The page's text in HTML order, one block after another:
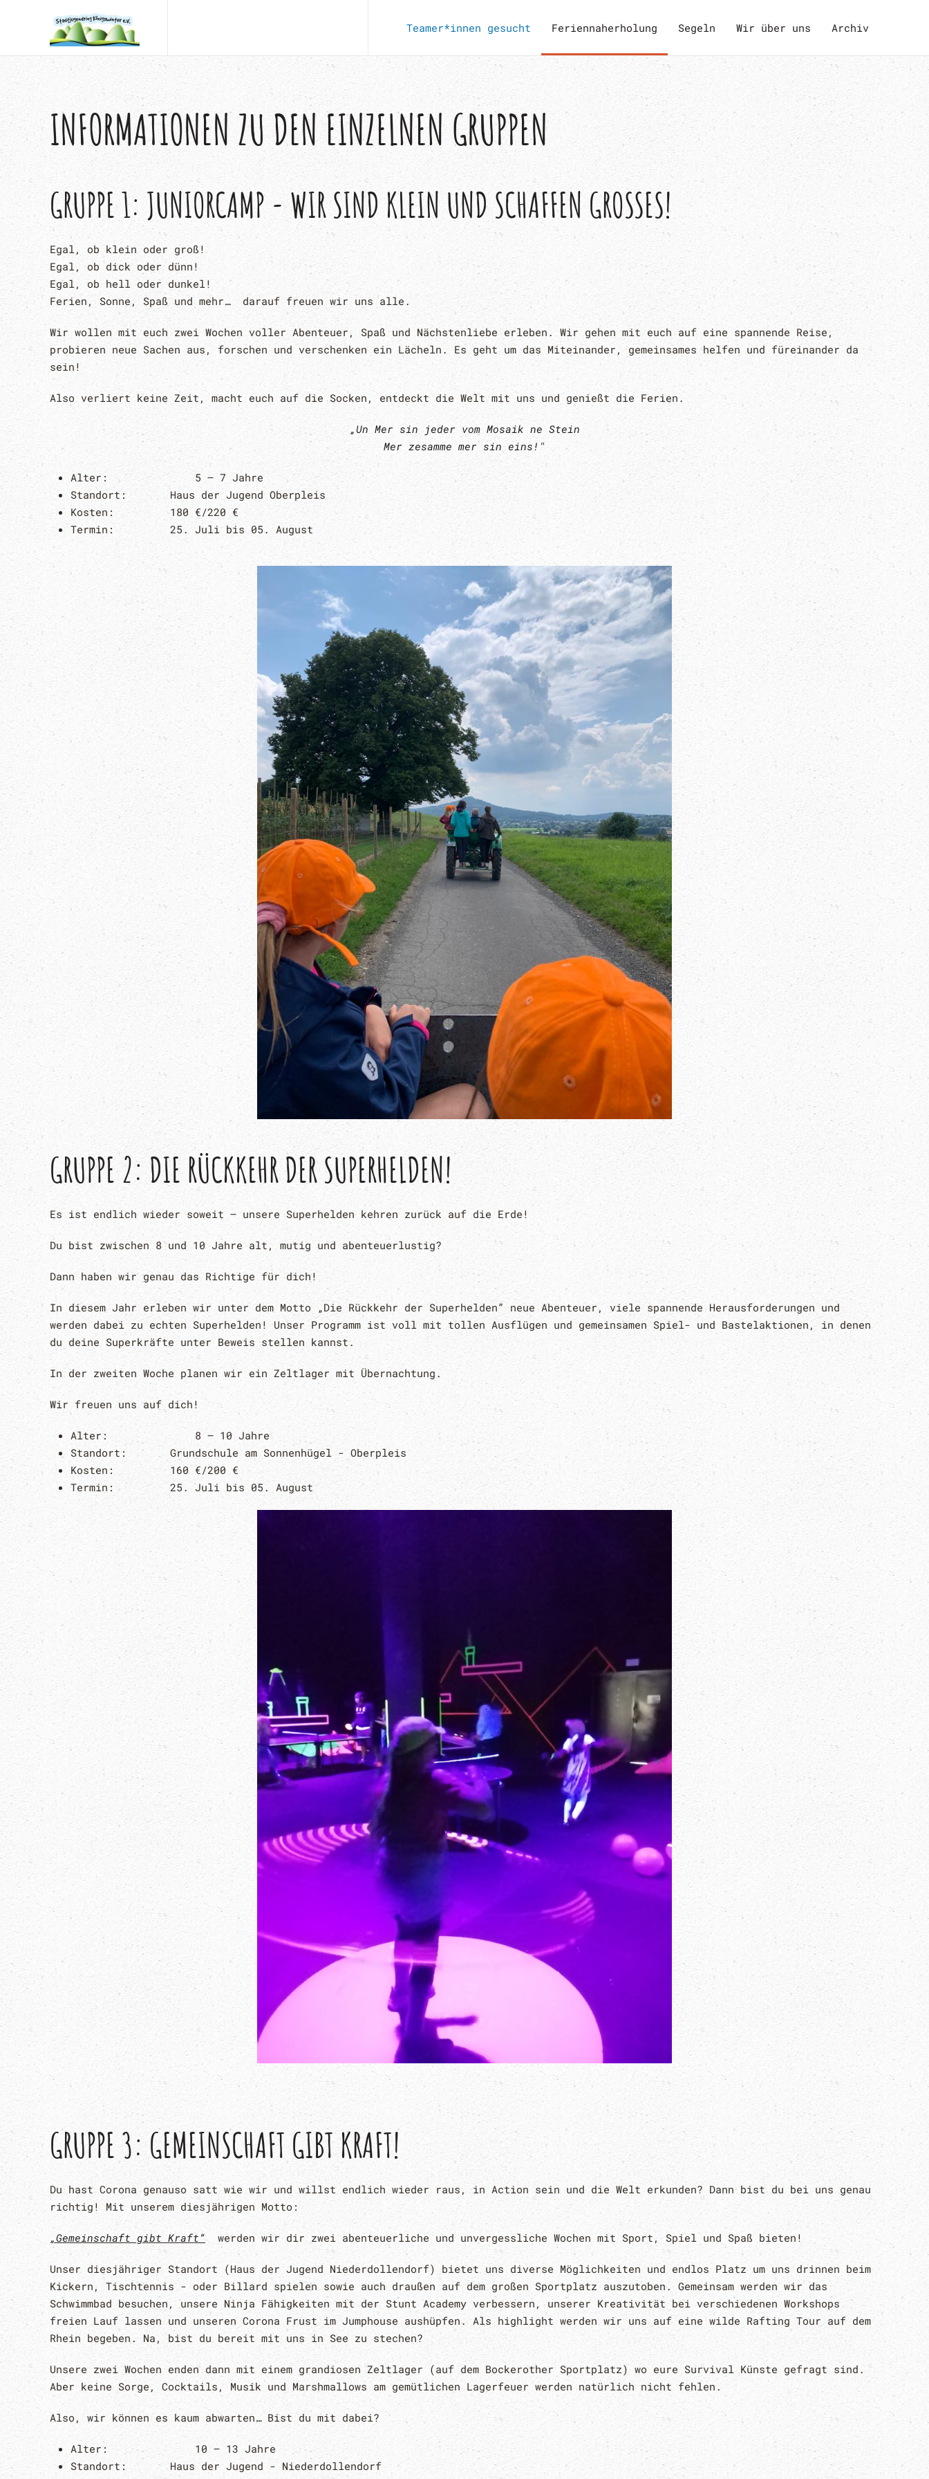
Zum Hauptinhalt springen Teamer*innen gesucht Feriennaherholung Segeln Wir über uns Archiv
INFORMATIONEN ZU DEN EINZELNEN GRUPPEN
GRUPPE 1: JUNIORCAMP - WIR SIND KLEIN UND SCHAFFEN GROSSES!
Egal, ob klein oder groß!
Egal, ob dick oder dünn!
Egal, ob hell oder dunkel!
Ferien, Sonne, Spaß und mehr… darauf freuen wir uns alle.
Wir wollen mit euch zwei Wochen voller Abenteuer, Spaß und Nächstenliebe erleben. Wir gehen mit euch auf eine spannende Reise,
probieren neue Sachen aus, forschen und verschenken ein Lächeln. Es geht um das Miteinander, gemeinsames helfen und füreinander da
sein!
Also verliert keine Zeit, macht euch auf die Socken, entdeckt die Welt mit uns und genießt die Ferien.
„Un Mer sin jeder vom Mosaik ne Stein
Mer zesamme mer sin eins!"
Alter: 5 – 7 Jahre
Standort: Haus der Jugend Oberpleis
Kosten: 180 €/220 €
Termin: 25. Juli bis 05. August
GRUPPE 2: DIE RÜCKKEHR DER SUPERHELDEN!
Es ist endlich wieder soweit – unsere Superhelden kehren zurück auf die Erde!
Du bist zwischen 8 und 10 Jahre alt, mutig und abenteuerlustig?
Dann haben wir genau das Richtige für dich!
In diesem Jahr erleben wir unter dem Motto „Die Rückkehr der Superhelden” neue Abenteuer, viele spannende Herausforderungen und
werden dabei zu echten Superhelden! Unser Programm ist voll mit tollen Ausflügen und gemeinsamen Spiel- und Bastelaktionen, in denen
du deine Superkräfte unter Beweis stellen kannst.
In der zweiten Woche planen wir ein Zeltlager mit Übernachtung.
Wir freuen uns auf dich!
Alter: 8 – 10 Jahre
Standort: Grundschule am Sonnenhügel - Oberpleis
Kosten:
160 €/200 €
Termin:
25. Juli bis 05. August
GRUPPE 3: GEMEINSCHAFT GIBT KRAFT!
Du hast Corona genauso satt wie wir und willst endlich wieder raus, in Action sein und die Welt erkunden? Dann bist du bei uns genau
richtig! Mit unserem diesjährigen Motto:
„Gemeinschaft gibt Kraft“ werden wir dir zwei abenteuerliche und unvergessliche Wochen mit Sport, Spiel und Spaß bieten!
Unser diesjähriger Standort (Haus der Jugend Niederdollendorf) bietet uns diverse Möglichkeiten und endlos Platz um uns drinnen beim
Kickern, Tischtennis - oder Billard spielen sowie auch draußen auf dem großen Sportplatz auszutoben. Gemeinsam werden wir das
Schwimmbad besuchen, unsere Ninja Fähigkeiten mit der Stunt Academy verbessern, unserer Kreativität bei verschiedenen Workshops
freien Lauf lassen und unseren Corona Frust im Jumphouse aushüpfen. Als highlight werden wir uns auf eine wilde Rafting Tour auf dem
Rhein begeben. Na, bist du bereit mit uns in See zu stechen?
Unsere zwei Wochen enden dann mit einem grandiosen Zeltlager (auf dem Bockerother Sportplatz) wo eure Survival Künste gefragt sind.
Aber keine Sorge, Cocktails, Musik und Marshmallows am gemütlichen Lagerfeuer werden natürlich nicht fehlen.
Also, wir können es kaum abwarten… Bist du mit dabei?
Alter: 10 – 13 Jahre
Standort: Haus der Jugend - Niederdollendorf